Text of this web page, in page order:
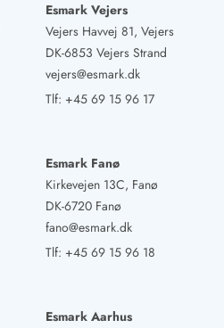
Esmark Vejers
Vejers Havvej 81, Vejers
DK-6853 Vejers Strand
vejers@esmark.dk
Tlf: +45 69 15 96 17
Esmark Fanø
Kirkevejen 13C, Fanø
DK-6720 Fanø
fano@esmark.dk
Tlf: +45 69 15 96 18
Esmark Aarhus